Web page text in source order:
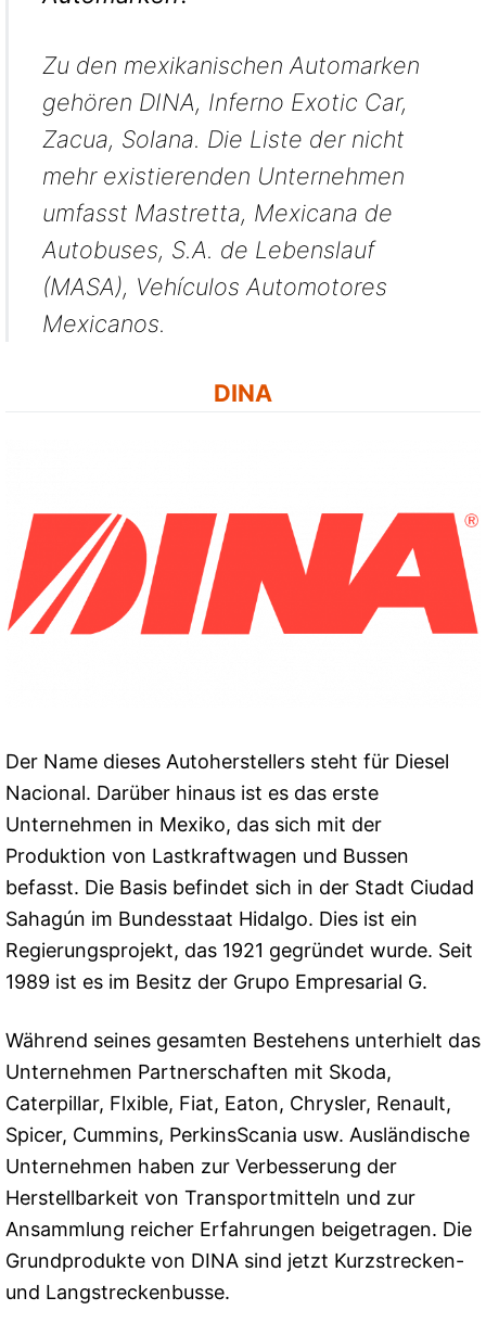
Zu den mexikanischen Automarken
gehören DINA, Inferno Exotic Car,
Zacua, Solana. Die Liste der nicht
mehr existierenden Unternehmen
umfasst Mastretta, Mexicana de
Autobuses, S.A. de Lebenslauf
(MASA), Vehículos Automotores
Mexicanos.
DINA
Der Name dieses Autoherstellers steht für Diesel
Nacional. Darüber hinaus ist es das erste
Unternehmen in Mexiko, das sich mit der
Produktion von Lastkraftwagen und Bussen
befasst. Die Basis befindet sich in der Stadt Ciudad
Sahagún im Bundesstaat Hidalgo. Dies ist ein
Regierungsprojekt, das 1921 gegründet wurde. Seit
1989 ist es im Besitz der Grupo Empresarial G.
Während seines gesamten Bestehens unterhielt das
Unternehmen Partnerschaften mit Skoda,
Caterpillar, Flxible, Fiat, Eaton, Chrysler, Renault,
Spicer, Cummins, PerkinsScania usw. Ausländische
Unternehmen haben zur Verbesserung der
Herstellbarkeit von Transportmitteln und zur
Ansammlung reicher Erfahrungen beigetragen. Die
Grundprodukte von DINA sind jetzt Kurzstrecken-
und Langstreckenbusse.